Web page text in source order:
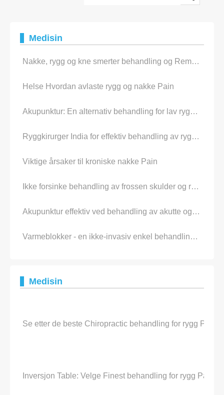
Medisin
Nakke, rygg og kne smerter behandling og Remedies
Helse Hvordan avlaste rygg og nakke Pain
Akupunktur: En alternativ behandling for lav rygg pain
Ryggkirurger India for effektiv behandling av rygg pain
Viktige årsaker til kroniske nakke Pain
Ikke forsinke behandling av frossen skulder og rygg pain
Akupunktur effektiv ved behandling av akutte og kroniske Pain
Varmeblokker - en ikke-invasiv enkel behandling for rygg Pain
Medisin
Se etter de beste Chiropractic behandling for rygg Pain
Inversjon Table: Velge Finest behandling for rygg Pain